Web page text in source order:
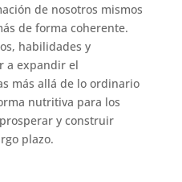
de nosotros mismos
de forma coherente.
habilidades y
a expandir el
más allá de lo ordinario
nutritiva para los
y construir
plazo.